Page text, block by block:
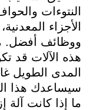
النتوءات
الأجزاء
ووظائف أفضل. مع
هذه الآلات قد
المدى الطويل
سيساعدك هذا
ما إذا كانت آلة